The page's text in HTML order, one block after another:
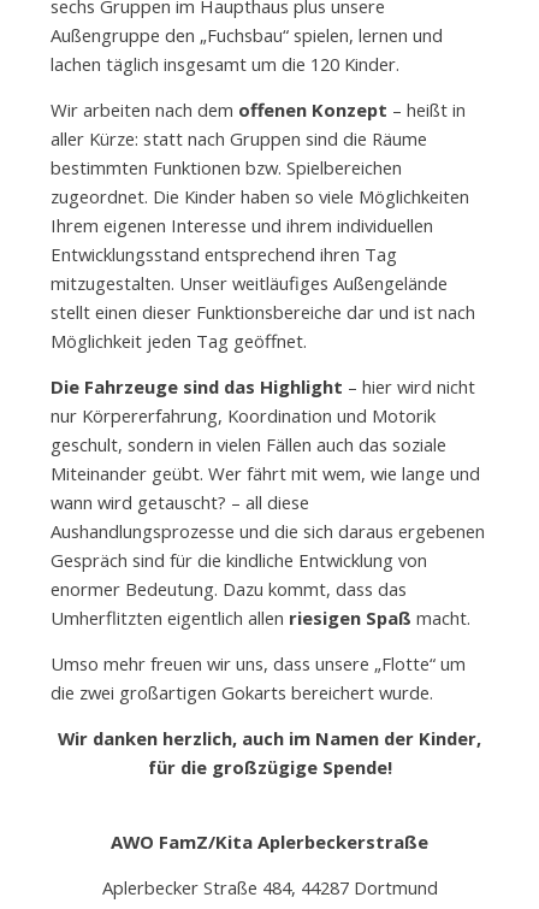
sechs Gruppen im Haupthaus plus unsere
Außengruppe den „Fuchsbau“ spielen, lernen und
lachen täglich insgesamt um die 120 Kinder.
Wir arbeiten nach dem offenen Konzept – heißt in
aller Kürze: statt nach Gruppen sind die Räume
bestimmten Funktionen bzw. Spielbereichen
zugeordnet. Die Kinder haben so viele Möglichkeiten
Ihrem eigenen Interesse und ihrem individuellen
Entwicklungsstand entsprechend ihren Tag
mitzugestalten. Unser weitläufiges Außengelände
stellt einen dieser Funktionsbereiche dar und ist nach
Möglichkeit jeden Tag geöffnet.
Die Fahrzeuge sind das Highlight – hier wird nicht
nur Körpererfahrung, Koordination und Motorik
geschult, sondern in vielen Fällen auch das soziale
Miteinander geübt. Wer fährt mit wem, wie lange und
wann wird getauscht? – all diese
Aushandlungsprozesse und die sich daraus ergebenen
Gespräch sind für die kindliche Entwicklung von
enormer Bedeutung. Dazu kommt, dass das
Umherflitzten eigentlich allen riesigen Spaß macht.
Umso mehr freuen wir uns, dass unsere „Flotte“ um
die zwei großartigen Gokarts bereichert wurde.
Wir danken herzlich, auch im Namen der Kinder,
für die großzügige Spende!
AWO FamZ/Kita Aplerbeckerstraße
Aplerbecker Straße 484, 44287 Dortmund